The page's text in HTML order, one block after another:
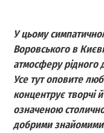
У цьому
Воровського в
атмосферу
Усе тут оповите
концентрує творчі
означеною
добрими знайомими.